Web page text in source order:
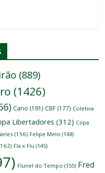
(889)
(1426)
Cano (191) CBF (177) Coletiva
Libertadores (312) Copa
(156) Felipe Melo (148)
Fla x Flu (145)
Flunel do Tempo (155) Fred